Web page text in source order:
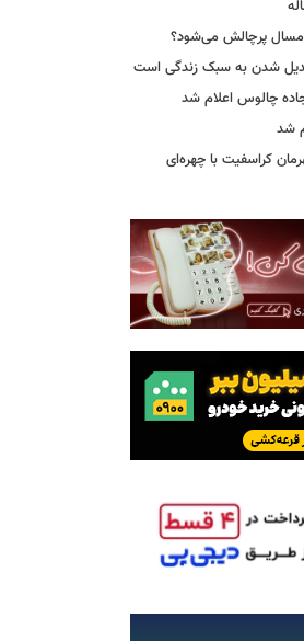
امسال پرچالش می‌شود؟
شدن به سبک زندگی است
چالوس اعلام شد
شد
قهرمان کراسفیت با چهره‌ای